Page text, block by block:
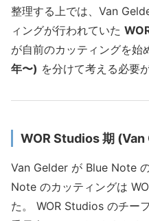
整理する上では、Van
ィングが行われていた
が自前のカッティングを始
年〜) を分けて考える必要
WOR Studios 期 (Van
Van Gelder が Blue Note
Note のカッティングは
た。 WOR Studios のチー